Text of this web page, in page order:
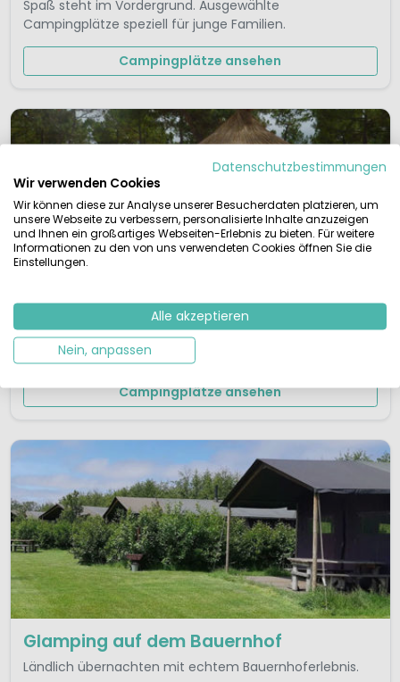
Spaß steht im Vordergrund. Ausgewählte
Campingplätze speziell für junge Familien.
Campingplätze ansehen
Fünf-Sterne-Campingplätze
Luxus und Komfort auf diesen 5-Sterne-
Campingplätzen.
Campingplätze ansehen
Glamping auf dem Bauernhof
Ländlich übernachten mit echtem Bauernhoferlebnis.
Datenschutzbestimmungen
Wir verwenden Cookies
Wir können diese zur Analyse unserer Besucherdaten platzieren, um
unsere Webseite zu verbessern, personalisierte Inhalte anzuzeigen
und Ihnen ein großartiges Webseiten-Erlebnis zu bieten. Für weitere
Informationen zu den von uns verwendeten Cookies öffnen Sie die
Einstellungen.
Alle akzeptieren
Nein, anpassen